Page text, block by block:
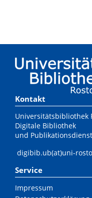
Kontakt
Universitätsbibliothek
Digitale Bibliothek
und
digibib.ub(at)uni-
Service
Impressum